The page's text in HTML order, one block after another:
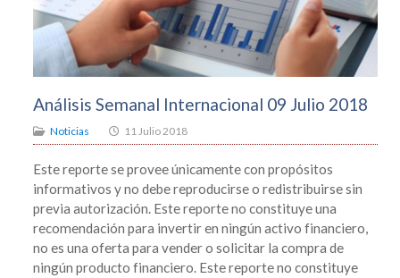
Análisis Semanal Internacional 09 Julio 2018
Noticias 11 Julio 2018
Este reporte se provee únicamente con propósitos
informativos y no debe reproducirse o redistribuirse sin
previa autorización. Este reporte no constituye una
recomendación para invertir en ningún activo financiero,
no es una oferta para vender o solicitar la compra de
ningún producto financiero. Este reporte no constituye